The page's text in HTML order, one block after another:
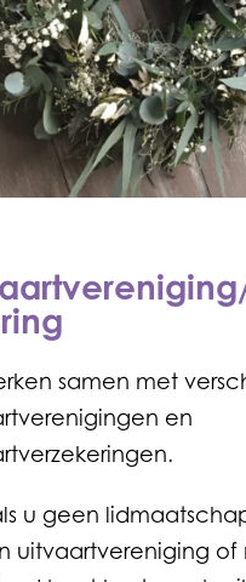
samen met
en
u geen
uitvaartvereniging of